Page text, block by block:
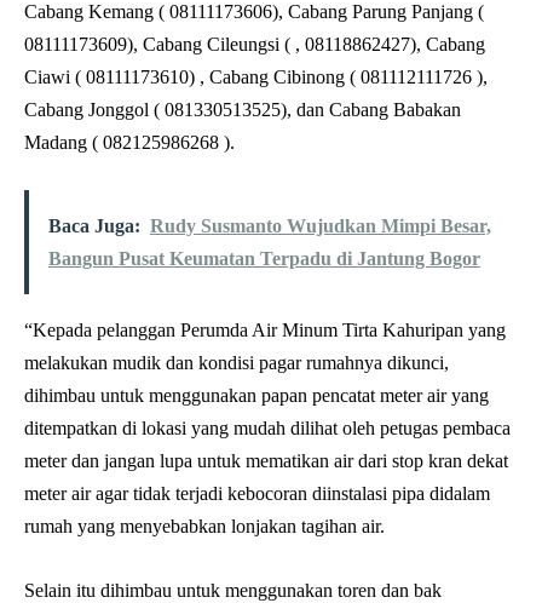
Cabang Kemang ( 08111173606), Cabang Parung Panjang (
08111173609), Cabang Cileungsi ( , 08118862427), Cabang
Ciawi ( 08111173610) , Cabang Cibinong ( 081112111726 ),
Cabang Jonggol ( 081330513525), dan Cabang Babakan
Madang ( 082125986268 ).
Baca Juga: Rudy Susmanto Wujudkan Mimpi Besar,
Bangun Pusat Keumatan Terpadu di Jantung Bogor
“Kepada pelanggan Perumda Air Minum Tirta Kahuripan yang
melakukan mudik dan kondisi pagar rumahnya dikunci,
dihimbau untuk menggunakan papan pencatat meter air yang
ditempatkan di lokasi yang mudah dilihat oleh petugas pembaca
meter dan jangan lupa untuk mematikan air dari stop kran dekat
meter air agar tidak terjadi kebocoran diinstalasi pipa didalam
rumah yang menyebabkan lonjakan tagihan air.
Selain itu dihimbau untuk menggunakan toren dan bak